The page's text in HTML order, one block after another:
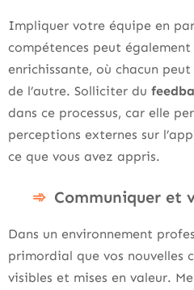
Impliquer votre équipe en
compétences peut
enrichissante, où chacun
de l’autre. Solliciter du
dans ce processus, car elle
perceptions externes sur
ce que vous avez appris.
Communiquer et
Dans un environnement
primordial que vos nouvelles
visibles et mises en valeur.